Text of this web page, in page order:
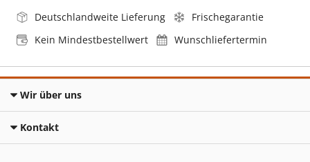
Deutschlandweite Lieferung
Frischegarantie
Kein Mindestbestellwert
Wunschliefertermin
Wir über uns
Kontakt